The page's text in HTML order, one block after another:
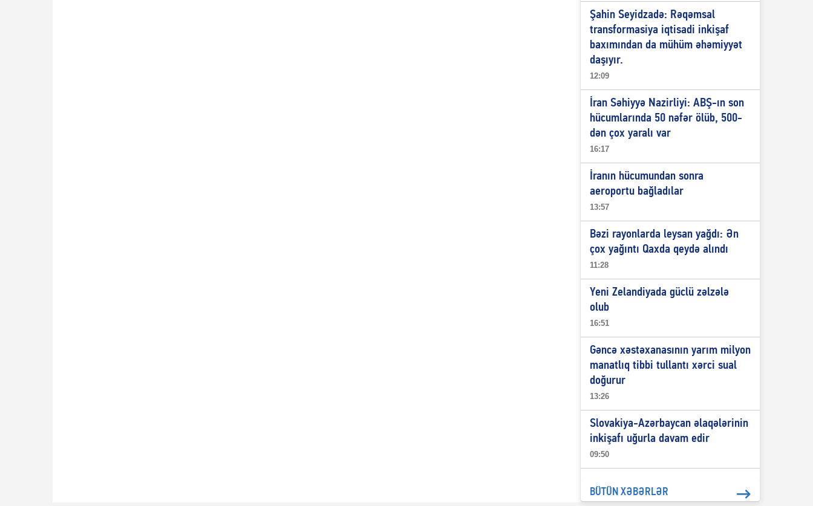
Şahin Seyidzadə: Rəqəmsal
transformasiya iqtisadi inkişaf
baxımından da mühüm əhəmiyyət
daşıyır.
12:09
İran Səhiyyə Nazirliyi: ABŞ-ın son
hücumlarında 50 nəfər ölüb, 500-
dən çox yaralı var
16:17
İranın hücumundan sonra
aeroportu bağladılar
13:57
Bəzi rayonlarda leysan yağdı: Ən
çox yağıntı Qaxda qeydə alındı
11:28
Yeni Zelandiyada güclü zəlzələ
olub
16:51
Gəncə xəstəxanasının yarım milyon
manatlıq tibbi tullantı xərci sual
doğurur
13:26
Slovakiya-Azərbaycan əlaqələrinin
inkişafı uğurla davam edir
09:50
BÜTÜN XƏBƏRLƏR